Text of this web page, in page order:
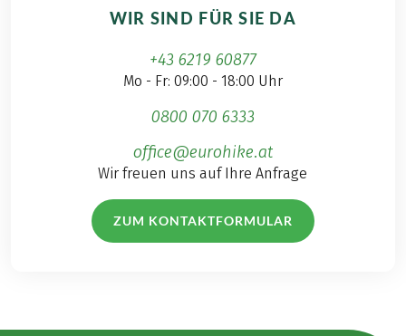
WIR SIND FÜR SIE DA
+43 6219 60877
Mo - Fr: 09:00 - 18:00 Uhr
0800 070 6333
office@eurohike.at
Wir freuen uns auf Ihre Anfrage
ZUM KONTAKTFORMULAR